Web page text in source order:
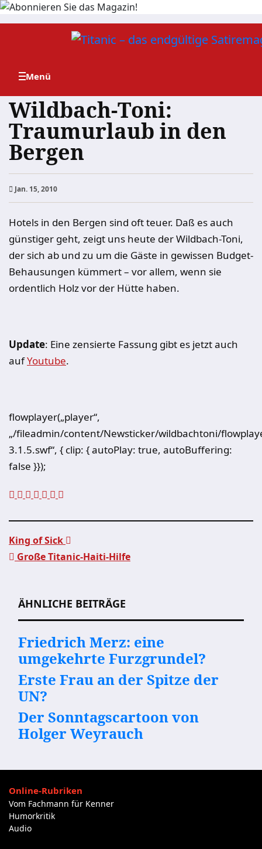
Zum
Wildbach-Toni:
Traumurlaub in den
Bergen
Jan. 15, 2010
Hotels in den Bergen sind oft teuer. Daß es auch
günstiger geht, zeigt uns heute der Wildbach-Toni,
der sich ab und zu um die Gäste in gewissen Budget-
Behausungen kümmert – vor allem, wenn sie
ordentlich Holz vor der Hütte haben.
Update: Eine zensierte Fassung gibt es jetzt auch
aufYoutube.
flowplayer(„player“,
„/fileadmin/content/Newsticker/wildbachtoni/
3.1.5.swf“, { clip: { autoPlay: true, autoBuffering:
false }});
King of Sick
Große Titanic-Haiti-Hilfe
ÄHNLICHE BEITRÄGE
Friedrich Merz: eine
umgekehrte Furzgrundel?
Erste Frau an der Spitze der
UN?
Der Sonntagscartoon von
Holger Weyrauch
Online-Rubriken
Vom Fachmann für Kenner
Humorkritik
Audio